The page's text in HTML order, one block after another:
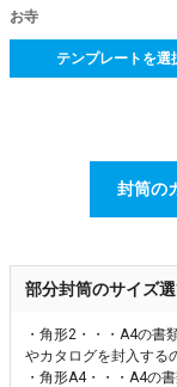
お寺
テンプレートを選
封筒の
部分封筒のサイズ
・角形2・・・A4の書
やカタログを封入する
・角形A4・・・A4の